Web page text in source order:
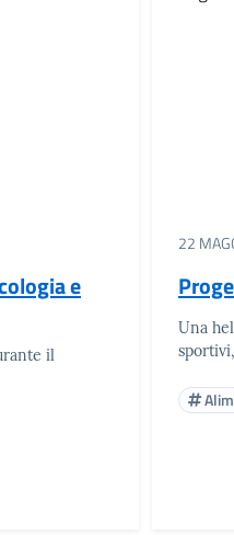
e
il
22
Una